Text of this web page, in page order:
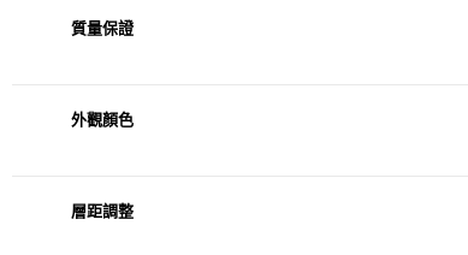
質量保證
外觀顏色
層距調整